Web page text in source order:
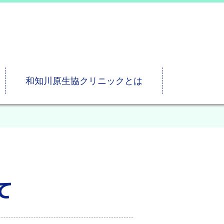
和知川原生協クリニックとは